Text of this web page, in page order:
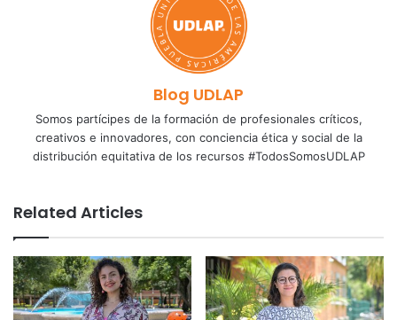
Blog UDLAP
Somos partícipes de la formación de profesionales críticos,
creativos e innovadores, con conciencia ética y social de la
distribución equitativa de los recursos #TodosSomosUDLAP
Related Articles